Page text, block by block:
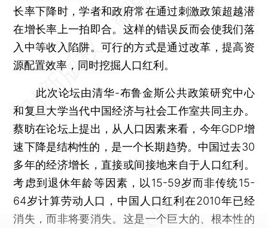
长率下降时，学者和政府常在通过刺激政策超越潜
在增长率上一拍即合。这样的错误反而会使我们落
入中等收入陷阱。可行的方式是通过改革，提高资
源配置效率，同时挖掘人口红利。
此次论坛由清华-布鲁金斯公共政策研究中心
和复旦大学当代中国经济与社会工作室共同主办。
蔡昉在论坛上提出，从人口因素来看，今年GDP增
速下降是结构性的，是一个长期趋势。中国过去30
多年的经济增长，直接或间接地来自于人口红利。
考虑到退休年龄等因素，以15-59岁而非传统15-
64岁计算劳动人口，中国人口红利在2010年已经
消失，而非将要消失。这是一个巨大的、根本性的